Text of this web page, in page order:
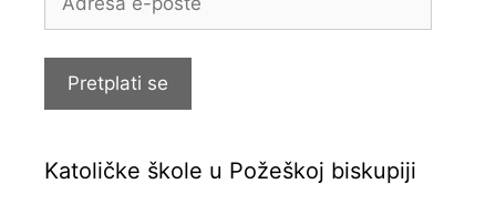
e-
Pretplati se
Katoličke škole u Požeškoj biskupiji